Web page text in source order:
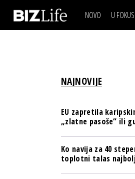
NOVO U
NAJNOVIJE
EU zapretila
„zlatne pasoše“ ili
Ko navija za 40
toplotni talas